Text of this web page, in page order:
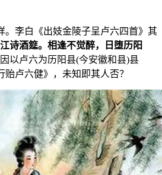
。李白《出妓金陵子呈卢六四首》其
诗酒筵。相逢不觉醉，日堕历阳
以卢六为历阳县(今安徽和县)县
卢六健》，未知即其人否？